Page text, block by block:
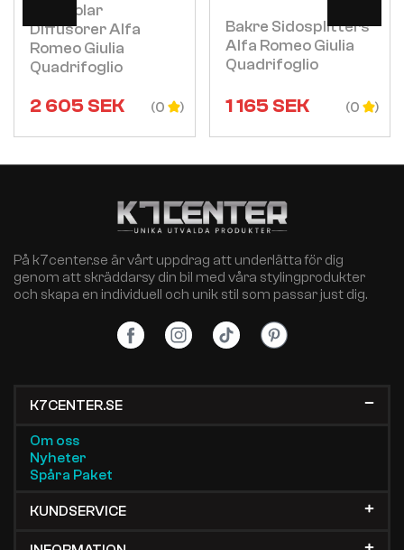
Sidokjolar
Diffusorer Alfa
Romeo Giulia
Quadrifoglio
2 605SEK (0
Bakre Sidosplitters
Alfa Romeo Giulia
Quadrifoglio
1 165SEK (0
På k7center.se är vårt uppdrag att underlätta för dig
genom att skräddarsy din bil med våra stylingprodukter
och skapa en individuell och unik stil som passar just dig.
K7CENTER.SE
Om oss
Nyheter
Spåra Paket
KUNDSERVICE